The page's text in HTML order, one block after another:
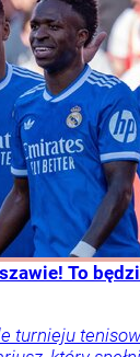
To
turnieju